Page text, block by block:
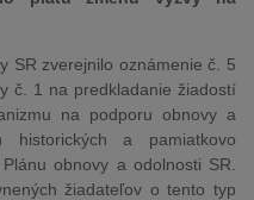
SR zverejnilo oznámenie č. 5
č. 1 na predkladanie žiadostí
na podporu obnovy a
historických a pamiatkovo
obnovy a odolnosti SR.
žiadateľov o tento typ